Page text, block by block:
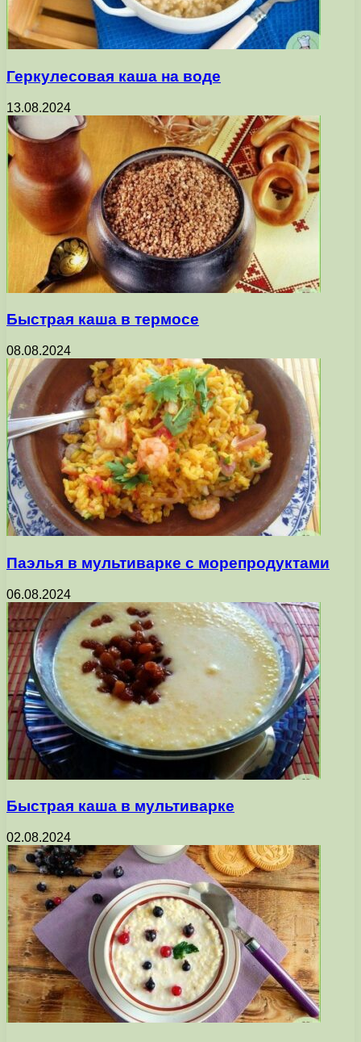
Геркулесовая каша на воде
13.08.2024
Быстрая каша в термосе
08.08.2024
Паэлья в мультиварке с морепродуктами
06.08.2024
Быстрая каша в мультиварке
02.08.2024